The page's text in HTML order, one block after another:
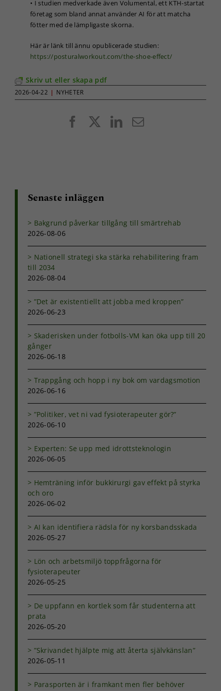
• I studien medverkade även Volumental, ett KTH-startat
företag som bland annat använder AI för att matcha
fötter med de lämpligaste skorna.
Här är länk till ännu opublicerade studien:
https://posturalworkout.com/the-shoe-effect/
Skriv ut eller skapa pdf
2026-04-22 | NYHETER
FacebookLinkedIn
E-
Senaste inläggen
Bakgrund påverkar tillgång till smärtrehab
2026-08-06
Nationell strategi ska stärka rehabilitering fram
till 2034
2026-08-04
”Det är existentiellt att jobba med kroppen”
2026-06-23
Skaderisken under fotbolls-VM kan öka upp till 20
gånger
2026-06-18
Trappgång och hopp i ny bok om vardagsmotion
2026-06-16
”Politiker, vet ni vad fysioterapeuter gör?”
2026-06-10
Experten: Se upp med idrottsteknologin
2026-06-05
Hemträning inför bukkirurgi gav effekt på styrka
och oro
2026-06-02
AI kan identifiera rädsla för ny korsbandsskada
2026-05-27
Lön och arbetsmiljö toppfrågorna för
fysioterapeuter
2026-05-25
De uppfann en kortlek som får studenterna att
prata
2026-05-20
”Skrivandet hjälpte mig att återta självkänslan”
2026-05-11
Parasporten är i framkant men fler behöver
Genom att dela
med dig av dina
intressen och ditt
surfar ökar du
chansen att få se
och erbjudanden.